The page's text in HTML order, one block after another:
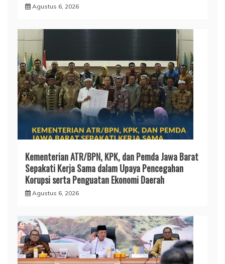
Agustus 6, 2026
Kementerian ATR/BPN, KPK, dan Pemda Jawa Barat
Sepakati Kerja Sama dalam Upaya Pencegahan
Korupsi serta Penguatan Ekonomi Daerah
Agustus 6, 2026